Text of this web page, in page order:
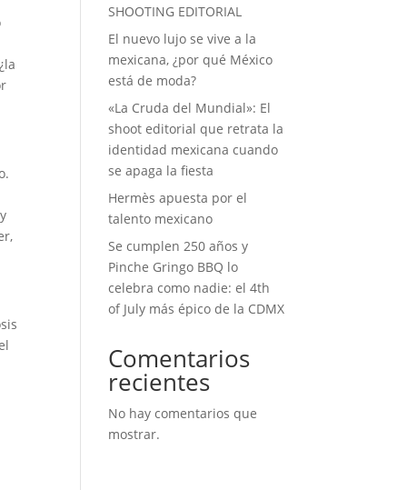
SHOOTING EDITORIAL
El nuevo lujo se vive a la
mexicana, ¿por qué México
está de moda?
«La Cruda del Mundial»: El
shoot editorial que retrata la
identidad mexicana cuando
se apaga la fiesta
Hermès apuesta por el
talento mexicano
Se cumplen 250 años y
Pinche Gringo BBQ lo
celebra como nadie: el 4th
of July más épico de la CDMX
Comentarios
recientes
No hay comentarios que
mostrar.